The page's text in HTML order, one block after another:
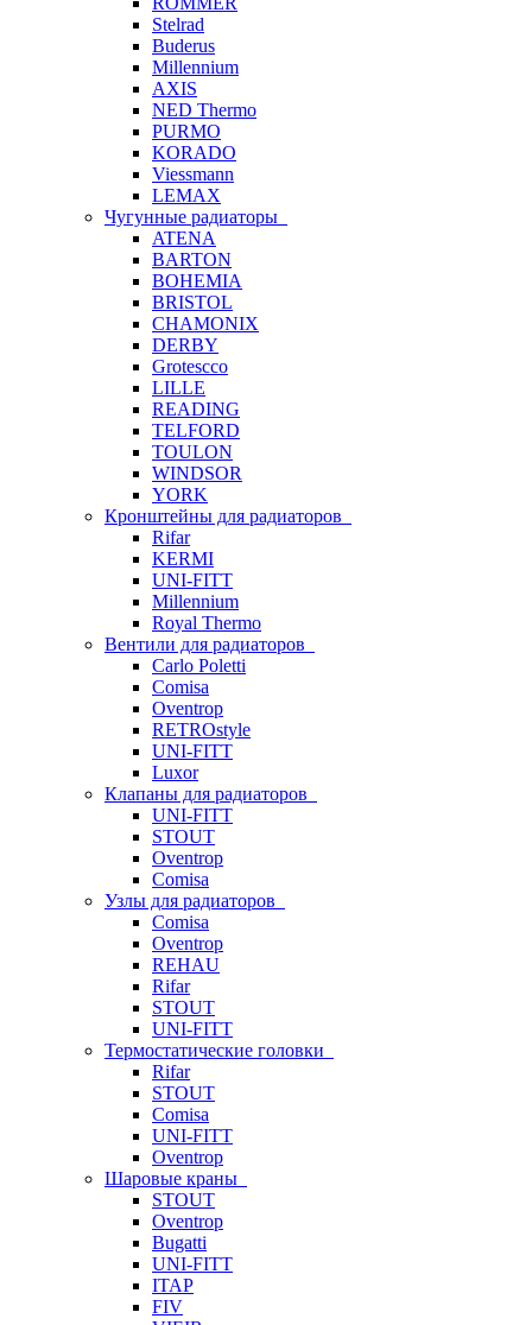
Stelrad
Buderus
Millennium
AXIS
NED Thermo
PURMO
KORADO
Viessmann
LEMAX
Чугунные радиаторы
ATENA
BARTON
BOHEMIA
BRISTOL
CHAMONIX
DERBY
Grotescco
LILLE
READING
TELFORD
TOULON
WINDSOR
YORK
Кронштейны для радиаторов
Rifar
KERMI
UNI-FITT
Millennium
Royal Thermo
Вентили для радиаторов
Carlo Poletti
Comisa
Oventrop
RETROstyle
UNI-FITT
Luxor
Клапаны для радиаторов
UNI-FITT
STOUT
Oventrop
Comisa
Узлы для радиаторов
Comisa
Oventrop
REHAU
Rifar
STOUT
UNI-FITT
Термостатические головки
Rifar
STOUT
Comisa
UNI-FITT
Oventrop
Шаровые краны
STOUT
Oventrop
Bugatti
UNI-FITT
ITAP
FIV